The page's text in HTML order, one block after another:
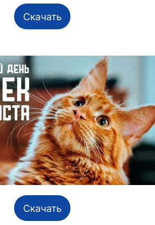
Скачать
Скачать